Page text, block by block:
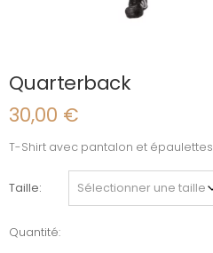
Quarterback
30,00 €
T-Shirt avec pantalon et épaulettes
Taille
Quantité:
quantité